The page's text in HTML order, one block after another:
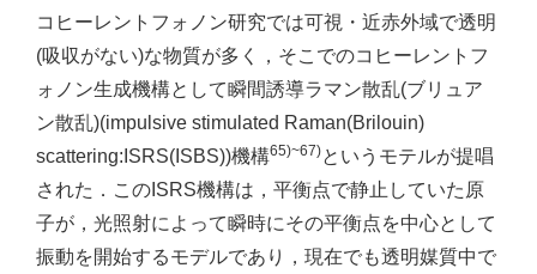
コヒーレントフォノン研究では可視・近赤外域で透明
(吸収がない)な物質が多く，そこでのコヒーレントフ
ォノン生成機構として瞬間誘導ラマン散乱(ブリュア
ン散乱)(impulsive stimulated Raman(Brilouin)
scattering:ISRS(ISBS))機構65)~67)というモテルが提唱
された．このISRS機構は，平衡点で静止していた原
子が，光照射によって瞬時にその平衡点を中心として
振動を開始するモデルであり，現在でも透明媒質中で